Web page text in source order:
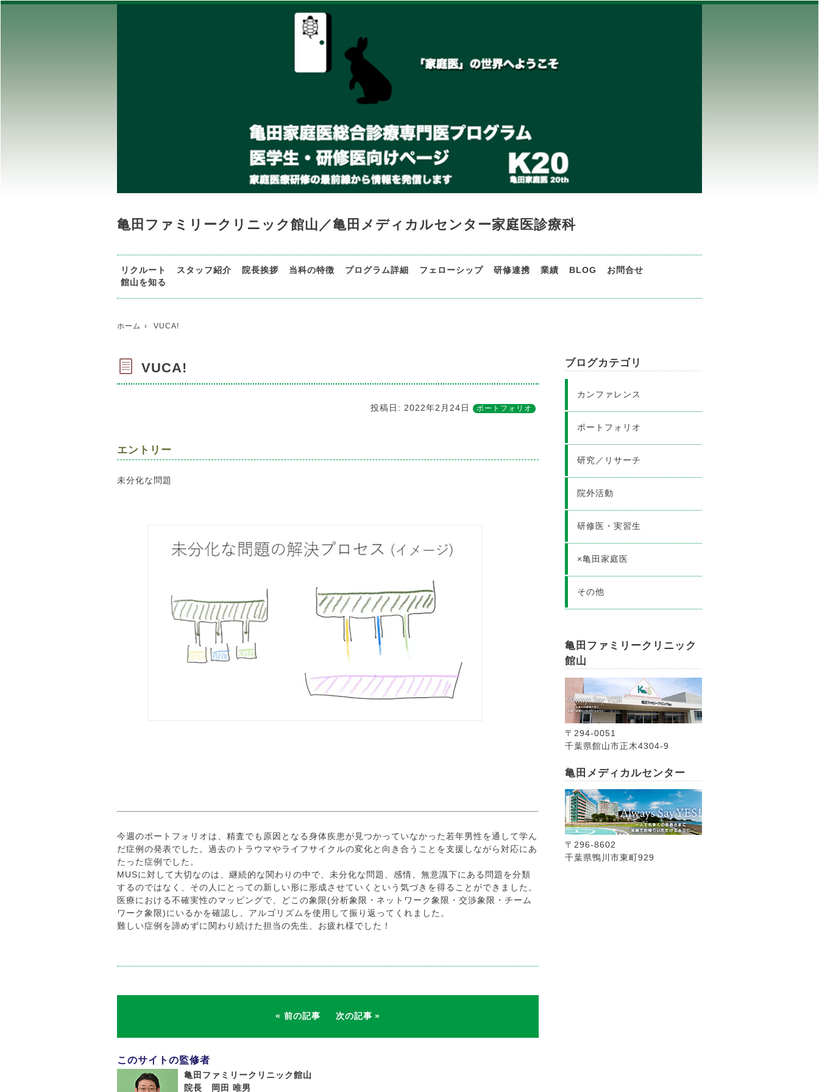
亀田ファミリークリニック館山／亀田メディカルセンター家庭医診療科
リクルート スタッフ紹介 院長挨拶 当科の特徴 プログラム詳細 フェローシップ 研修連携 業績 BLOG
お問合せ
館山を知る
ホーム VUCA!
VUCA!
投稿日: 2022年2月24日 ポートフォリオ
エントリー
未分化な問題
今週のポートフォリオは、精査でも原因となる身体疾患が見つかっていなかった若年男性を通して学ん
だ症例の発表でした。過去のトラウマやライフサイクルの変化と向き合うことを支援しながら対応にあ
たった症例でした。
MUSに対して大切なのは、継続的な関わりの中で、未分化な問題、感情、無意識下にある問題を分類
するのではなく、その人にとっての新しい形に形成させていくという気づきを得ることができました。
医療における不確実性のマッピングで、どこの象限(分析象限・ネットワーク象限・交渉象限・チーム
ワーク象限)にいるかを確認し、アルゴリズムを使用して振り返ってくれました。
難しい症例を諦めずに関わり続けた担当の先生、お疲れ様でした！
前の記事 次の記事
このサイトの監修者
亀田ファミリークリニック館山
院長 岡田 唯男
ブログカテゴリ
カンファレンス
ポートフォリオ
研究／リサーチ
院外活動
研修医・実習生
×亀田家庭医
その他
亀田ファミリークリニック
館山
〒294-0051
千葉県館山市正木4304-9
亀田メディカルセンター
〒296-8602
千葉県鴨川市東町929